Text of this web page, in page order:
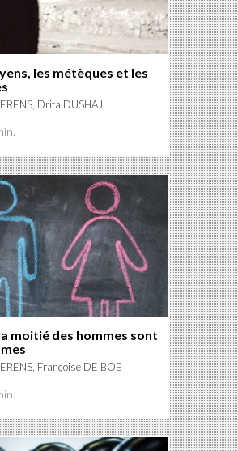
les métèques et les
Drita DUSHAJ
moitié des hommes sont
Françoise DE BOE